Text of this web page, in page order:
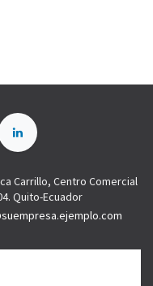
Carrillo, Centro Comercial
Quito-Ecuador